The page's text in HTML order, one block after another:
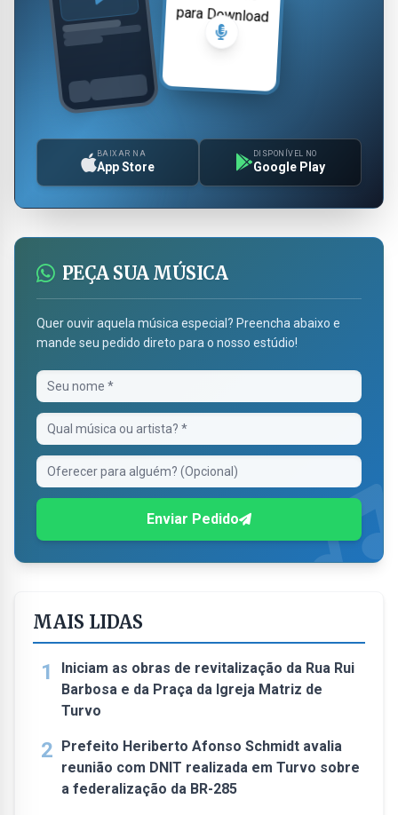
BAIXAR NA
App Store
DISPONÍVEL NO
Google Play
PEÇA SUA MÚSICA
Quer ouvir aquela música especial? Preencha abaixo e
mande seu pedido direto para o nosso estúdio!
Enviar Pedido
MAIS LIDAS
1
Iniciam as obras de revitalização da Rua Rui
Barbosa e da Praça da Igreja Matriz de
Turvo
2 Prefeito Heriberto Afonso Schmidt avalia
reunião com DNIT realizada em Turvo sobre
a federalização da BR-285